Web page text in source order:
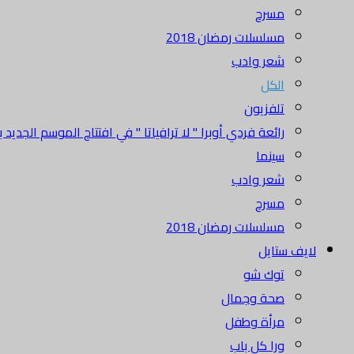
مسرح
مسلسلات رمضان 2018
شعر وادب
الكل
تلفزيون
رائعة فردي أوبرا " لا ترافياتا " في افتتاح الموسم الجديد
سينما
شعر وادب
مسرح
مسلسلات رمضان 2018
لايف ستايل
توك شو
صحة وجمال
مرأة وطفل
ورا كل باب